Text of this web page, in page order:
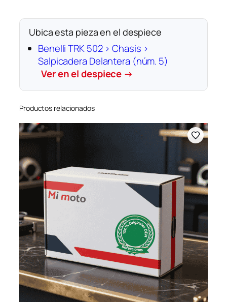
Ubica esta pieza en el despiece
Benelli TRK 502 › Chasis ›
Salpicadera Delantera (núm. 5)
Ver en el despiece →
Productos relacionados